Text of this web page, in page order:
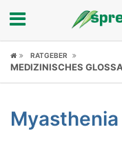
Fokus
Symptome
RATGEBER
MEDIZINISCHES